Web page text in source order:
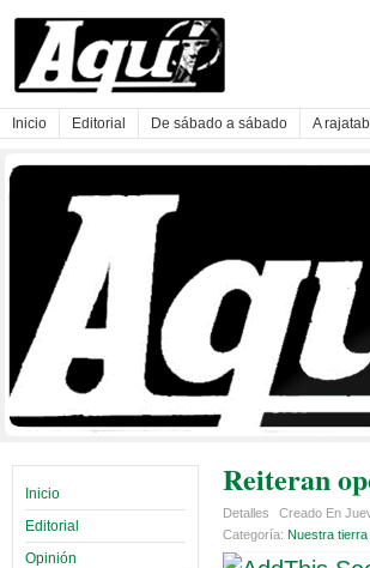
Inicio Editorial De sábado a sábado A
Inicio
Editorial
Opinión
Reiteran
Detalles Creado En
Categoría: Nuestra tierra